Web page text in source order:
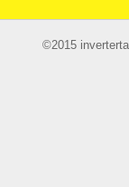
©2015